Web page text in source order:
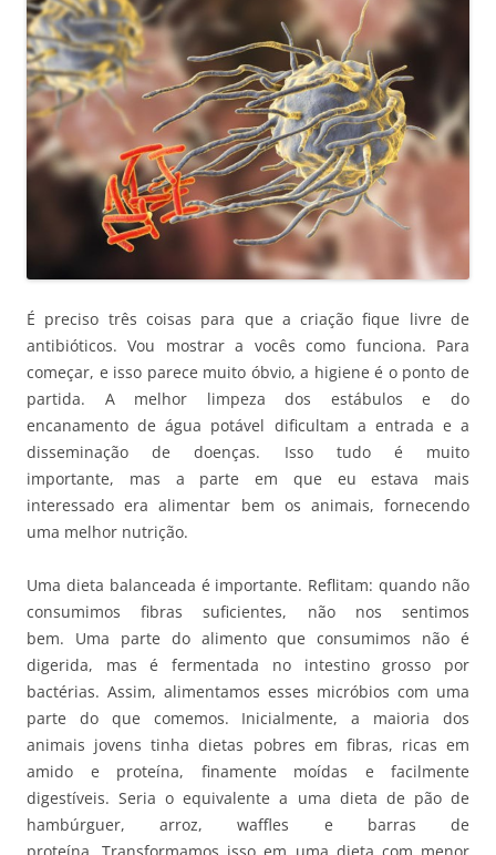
É preciso três coisas para que a criação fique livre de
antibióticos. Vou mostrar a vocês como funciona. Para
começar, e isso parece muito óbvio, a higiene é o ponto de
partida. A melhor limpeza dos estábulos e do
encanamento de água potável dificultam a entrada e a
disseminação de doenças. Isso tudo é muito
importante, mas a parte em que eu estava mais
interessado era alimentar bem os animais, fornecendo
uma melhor nutrição.
Uma dieta balanceada é importante. Reflitam: quando não
consumimos fibras suficientes, não nos sentimos
bem. Uma parte do alimento que consumimos não é
digerida, mas é fermentada no intestino grosso por
bactérias. Assim, alimentamos esses micróbios com uma
parte do que comemos. Inicialmente, a maioria dos
animais jovens tinha dietas pobres em fibras, ricas em
amido e proteína, finamente moídas e facilmente
digestíveis. Seria o equivalente a uma dieta de pão de
hambúrguer, arroz, waffles e barras de
proteína. Transformamos isso em uma dieta com menor